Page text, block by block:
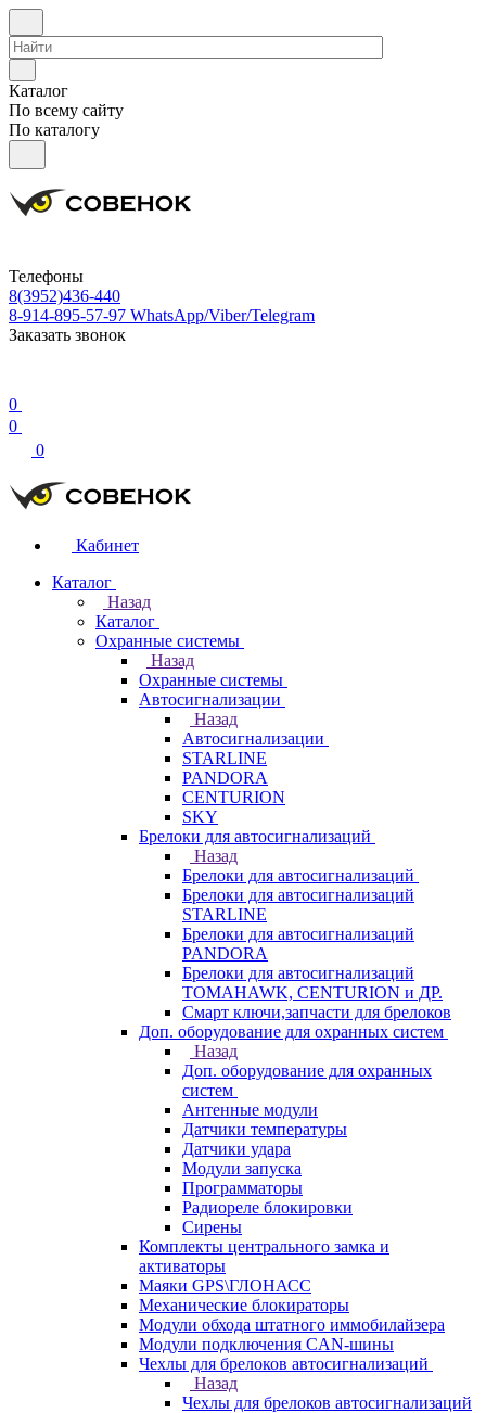
Каталог
По всему сайту
По каталогу
Телефоны
8(3952)436-440
8-914-895-57-97 WhatsApp/Viber/Telegram
Заказать звонок
0
0
0
Кабинет
Каталог
Назад
Каталог
Охранные системы
Назад
Охранные системы
Автосигнализации
Назад
Автосигнализации
STARLINE
PANDORA
CENTURION
SKY
Брелоки для автосигнализаций
Назад
Брелоки для автосигнализаций
Брелоки для автосигнализаций
STARLINE
Брелоки для автосигнализаций
PANDORA
Брелоки для автосигнализаций
TOMAHAWK, CENTURION и ДР.
Смарт ключи,запчасти для брелоков
Доп. оборудование для охранных систем
Назад
Доп. оборудование для охранных
систем
Антенные модули
Датчики температуры
Датчики удара
Модули запуска
Программаторы
Радиореле блокировки
Сирены
Комплекты центрального замка и
активаторы
Маяки GPS\ГЛОНАСС
Механические блокираторы
Модули обхода штатного иммобилайзера
Модули подключения CAN-шины
Чехлы для брелоков автосигнализаций
Назад
Чехлы для брелоков автосигнализаций